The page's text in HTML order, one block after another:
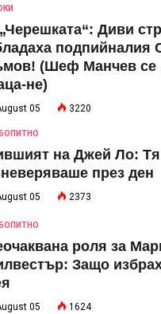
Диви
подпийналия
(Шеф Манчев се
не)
05 3220
на Джей Ло:
през ден
05 2373
роля за
Защо
05 1624